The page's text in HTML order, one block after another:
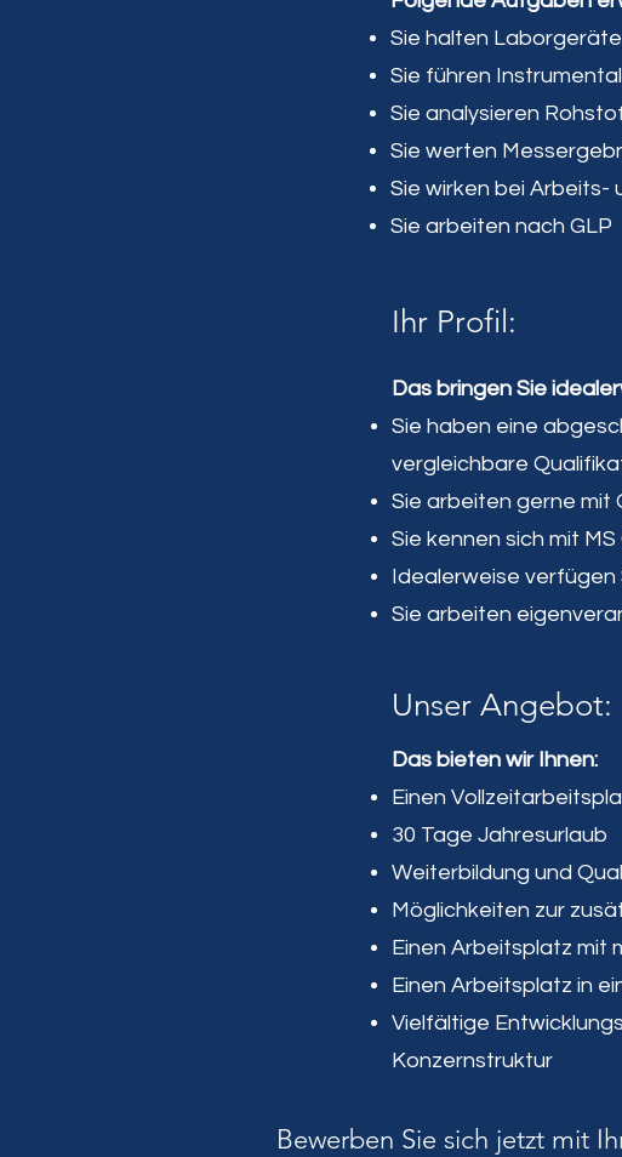
Sie halten
Sie führen
Sie analysieren
Sie werten
Sie wirken bei Arbeits-
Sie arbeiten nach GLP
Ihr Profil:
Das bringen Sie
Sie haben eine
vergleichbare
Sie arbeiten gerne
Sie kennen sich mit
Idealerweise verfügen
Sie arbeiten
Unser Angebot:
Das bieten wir Ihnen:
Einen
30 Tage Jahresurlaub
Weiterbildung und
Möglichkeiten zur
Einen Arbeitsplatz mit
Einen Arbeitsplatz in
Vielfältige
Konzernstruktur
Bewerben Sie sich jetzt mit